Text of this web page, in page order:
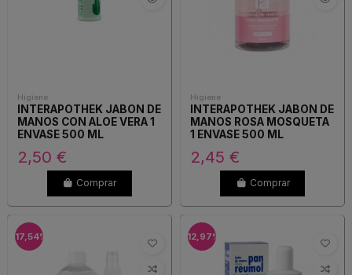
Higiene
INTERAPOTHEK JABON DE
MANOS CON ALOE VERA 1
ENVASE 500 ML
2,50 €
Comprar
Higiene
INTERAPOTHEK JABON DE
MANOS ROSA MOSQUETA
1 ENVASE 500 ML
2,45 €
Comprar
-17,54% -12,97%